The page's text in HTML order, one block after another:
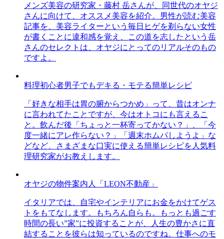
メンズ美容の研究家・藤村 岳さんが、同世代のオヤジ
さんに向けて、オススメ美容を紹介。男性が読む美容
記事を、美容ライターという毎日ヒゲを剃らない女性
が書くことに違和感を覚え、この道を志したという岳
さんのセレクトは、オヤジにとってのリアルそのもの
ですよ。
料理初心者男子でもデキる・モテる簡単レシピ
「好きな相手は胃の腑からつかめ」って、昔はオンナ
に言われてたことですが、今はオトコにも言えるこ
と。飲んだ後「ちょっと一杯寄ってかない？」、「今
度一緒にアレ作らない？」「週末ホムパしようよ」な
どなど、さまざまな口実に使える簡単レシピを人気料
理研究家がお教えします。
オヤジの物件案内人「LEON不動産」
イタリアでは、自宅やインテリアにお金をかけてゲス
トをもてなします。もちろん自らも。もっとも過ごす
時間の長い”家”に投資することが、人生の豊かさに直
結することを彼らは知っているのですね。仕事へのモ